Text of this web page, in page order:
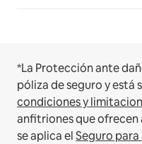
*La Protección ante
póliza de seguro y está
condiciones y
anfitriones que ofrecen
se aplica elSeguro